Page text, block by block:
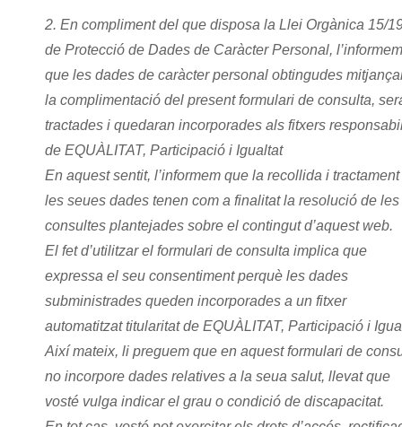
2. En compliment del que disposa la Llei Orgànica 15/
de Protecció de Dades de Caràcter Personal, l’informem
que les dades de caràcter personal obtingudes
la complimentació del present formulari de consulta,
tractades i quedaran incorporades als fitxers
de EQUÀLITAT, Participació i Igualtat
En aquest sentit, l’informem que la recollida i
les seues dades tenen com a finalitat la resolució de les
consultes plantejades sobre el contingut d’aquest web.
El fet d’utilitzar el formulari de consulta implica que
expressa el seu consentiment perquè les dades
subministrades queden incorporades a un fitxer
automatitzat titularitat de EQUÀLITAT, Participació i
Així mateix, li preguem que en aquest formulari de
no incorpore dades relatives a la seua salut, llevat que
vosté vulga indicar el grau o condició de discapacitat.